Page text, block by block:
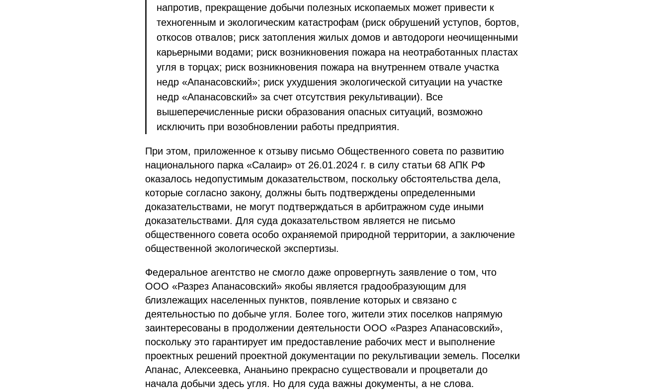
напротив, прекращение добычи полезных ископаемых может привести к
техногенным и экологическим катастрофам (риск обрушений уступов, бортов,
откосов отвалов; риск затопления жилых домов и автодороги неочищенными
карьерными водами; риск возникновения пожара на неотработанных пластах
угля в торцах; риск возникновения пожара на внутреннем отвале участка
недр «Апанасовский»; риск ухудшения экологической ситуации на участке
недр «Апанасовский» за счет отсутствия рекультивации). Все
вышеперечисленные риски образования опасных ситуаций, возможно
исключить при возобновлении работы предприятия.
При этом, приложенное к отзыву письмо Общественного совета по развитию
национального парка «Салаир» от 26.01.2024 г. в силу статьи 68 АПК РФ
оказалось недопустимым доказательством, поскольку обстоятельства дела,
которые согласно закону, должны быть подтверждены определенными
доказательствами, не могут подтверждаться в арбитражном суде иными
доказательствами. Для суда доказательством является не письмо
общественного совета особо охраняемой природной территории, а заключение
общественной экологической экспертизы.
Федеральное агентство не смогло даже опровергнуть заявление о том, что
ООО «Разрез Апанасовский» якобы является градообразующим для
близлежащих населенных пунктов, появление которых и связано с
деятельностью по добыче угля. Более того, жители этих поселков напрямую
заинтересованы в продолжении деятельности ООО «Разрез Апанасовский»,
поскольку это гарантирует им предоставление рабочих мест и выполнение
проектных решений проектной документации по рекультивации земель. Поселки
Апанас, Алексеевка, Ананьино прекрасно существовали и процветали до
начала добычи здесь угля. Но для суда важны документы, а не слова.